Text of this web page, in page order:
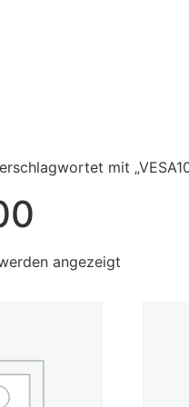
mit
angezeigt